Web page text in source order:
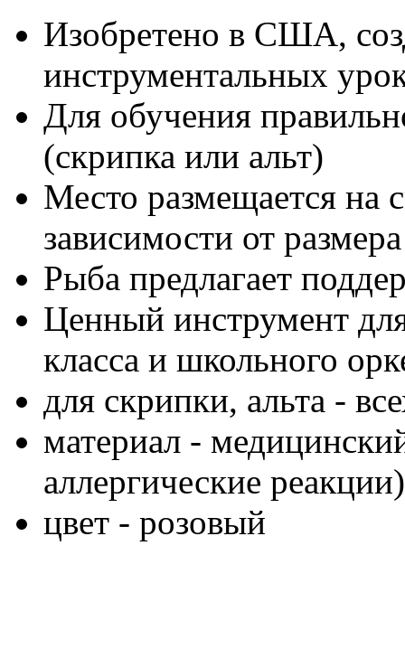
Изобретено в США,
инструментальных
Для обучения
(скрипка или альт)
Место размещается на
зависимости от
Рыба предлагает
Ценный инструмент
класса и школьного
для скрипки, альта -
материал -
аллергические реакции)
цвет - розовый